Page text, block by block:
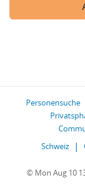
Personensuche
Schweiz
© Mon Aug 10